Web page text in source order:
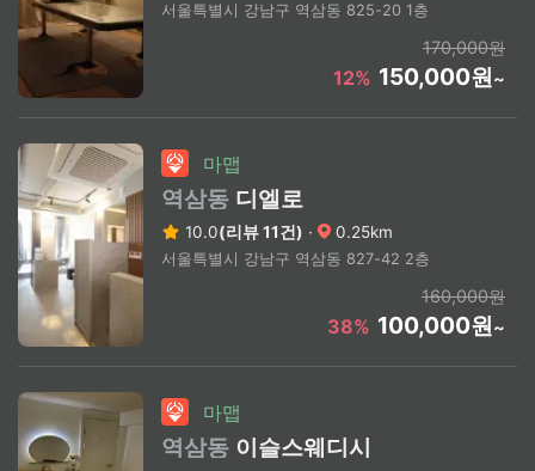
서울특별시 강남구 역삼동 825-20 1층
170,000원
12% 150,000원~
마맵
역삼동 디엘로
10.0(리뷰 11건) · 0.25km
서울특별시 강남구 역삼동 827-42 2층
160,000원
38% 100,000원~
마맵
역삼동 이슬스웨디시